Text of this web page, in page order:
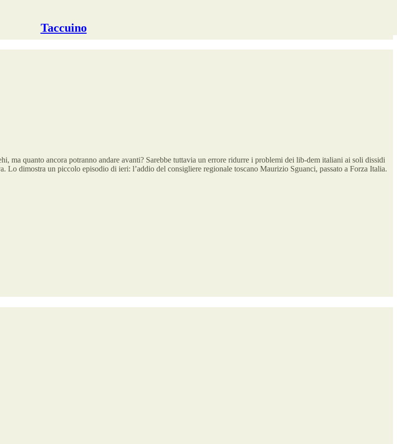
Taccuino
ma quanto ancora potranno andare avanti? Sarebbe tuttavia un errore ridurre i problemi dei lib-dem italiani ai soli dissidi
dimostra un piccolo episodio di ieri: l’addio del consigliere regionale toscano Maurizio Sguanci, passato a Forza Italia.